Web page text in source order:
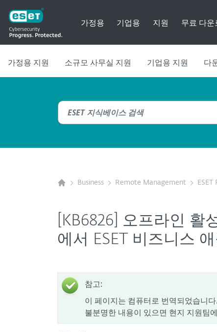
가정용 기업용 지원 무료 다운
가정용 지원 소규모 사무실 지원 기업용 지원 다
Business Remote Management ESET
[KB6826] 오프라인
에서 ESET 비즈니스
참고:
이 페이지는 컴퓨터로 번역되었습니
불분명한 내용이 있으면 현지 지원팀